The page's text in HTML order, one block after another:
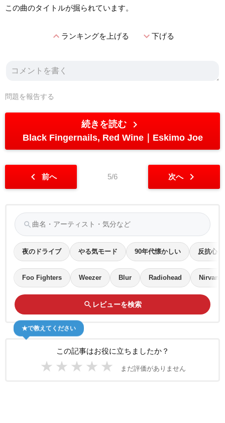
この曲のタイトルが掘られています。
expand_lessランキングを上げる expand_more下げる
問題を報告する
続きを読む chevron_right
Black Fingernails, Red Wine Eskimo Joe
chevron_left 前へ 5/6 次へ chevron_right
search
夜のドライブ やる気モード 90年代懐かしい 反抗心
Foo Fighters Weezer Blur Radiohead Nirvana
search レビューを検索
この記事はお役に立ちましたか？
★ ★ ★ ★ ★ まだ評価がありません
★で教えてください